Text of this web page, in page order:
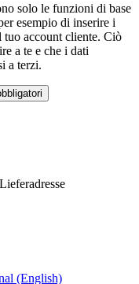
solo le funzioni di base
esempio di inserire i
tuo account cliente. Ciò
a te e che i dati
a terzi.
(English)